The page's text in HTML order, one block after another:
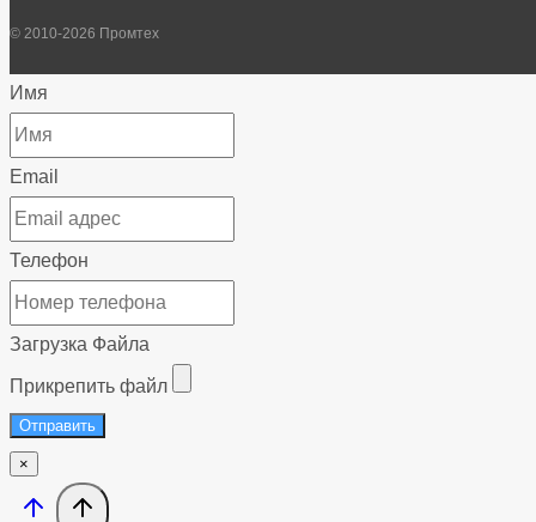
© 2010-2026 Промтех
Имя
Email
Телефон
Загрузка Файла
Прикрепить файл
Отправить
×